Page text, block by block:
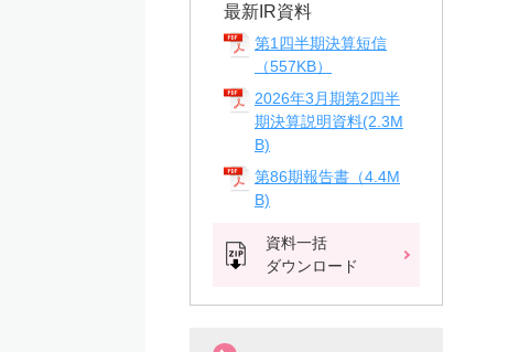
最新IR資料
第1四半期決算短信
（557KB）
2026年3月期第2四半
期決算説明資料(2.3M
B)
第86期報告書（4.4M
B)
資料一括
ダウンロード